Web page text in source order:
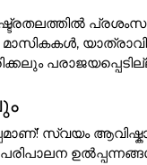
പ്രശംസ
പരാജയപ്പെടില്ല.
സ്വയം